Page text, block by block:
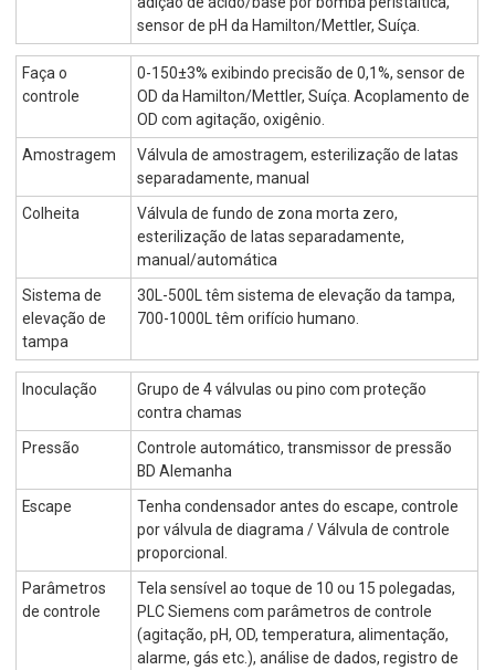
sensor de pH da Hamilton/Mettler, Suíça.
Faça o
controle
0-150±3% exibindo precisão de 0,1%, sensor de
OD da Hamilton/Mettler, Suíça. Acoplamento de
OD com agitação, oxigênio.
Amostragem
Válvula de amostragem, esterilização de latas
separadamente, manual
Colheita
Válvula de fundo de zona morta zero,
esterilização de latas separadamente,
manual/automática
Sistema de
elevação de
tampa
30L-500L têm sistema de elevação da tampa,
700-1000L têm orifício humano.
Inoculação
Grupo de 4 válvulas ou pino com proteção
contra chamas
Pressão
Controle automático, transmissor de pressão
BD Alemanha
Escape
Tenha condensador antes do escape, controle
por válvula de diagrama / Válvula de controle
proporcional.
Parâmetros
de controle
Tela sensível ao toque de 10 ou 15 polegadas,
PLC Siemens com parâmetros de controle
(agitação, pH, OD, temperatura, alimentação,
alarme, gás etc.), análise de dados, registro de